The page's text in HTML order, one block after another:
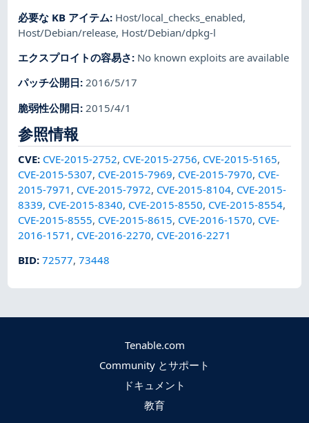
必要な KB アイテム: Host/local_checks_enabled,
Host/Debian/release, Host/Debian/dpkg-l
エクスプロイトの容易さ: No known exploits are available
パッチ公開日:2016/5/17
脆弱性公開日: 2015/4/1
参照情報
CVE: CVE-2015-2752, CVE-2015-2756, CVE-2015-5165,
CVE-2015-5307, CVE-2015-7969, CVE-2015-7970, CVE-
2015-7971 , CVE-2015-7972, CVE-2015-8104, CVE-2015-
8339, CVE-2015-8340, CVE-2015-8550, CVE-2015-8554,
CVE-2015-8555, CVE-2015-8615, CVE-2016-1570, CVE-
2016-1571 , CVE-2016-2270, CVE-2016-2271
BID:72577,73448
Tenable.com
Community とサポート
ドキュメント
教育